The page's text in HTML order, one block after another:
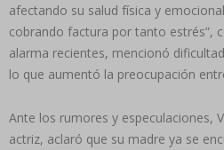
afectando su salud física y
cobrando factura por tanto estrés”,
alarma recientes, mencionó
lo que aumentó la preocupación
Ante los rumores y especulaciones,
actriz, aclaró que su madre ya se